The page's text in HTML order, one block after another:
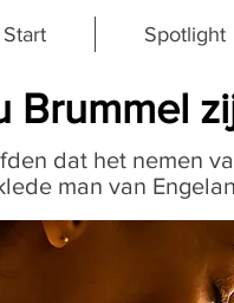
Start Spotlight
Brummel
dat het nemen
man van